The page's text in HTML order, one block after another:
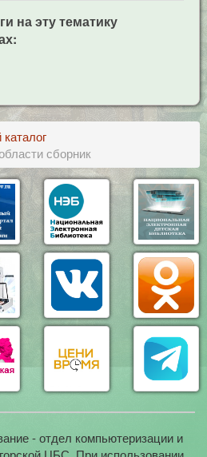
на эту тематику
сборник
- отдел компьютеризации и